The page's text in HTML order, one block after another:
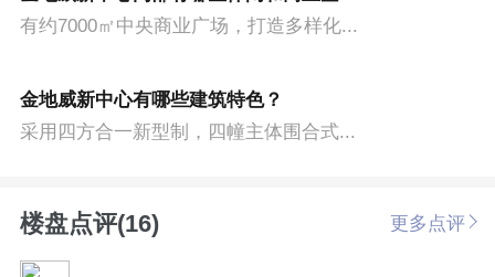
有约7000㎡中央商业广场，打造多样化...
金地威新中心有哪些建筑特色？
采用四方合一新型制，四幢主体围合式...
楼盘点评(16) 更多点评